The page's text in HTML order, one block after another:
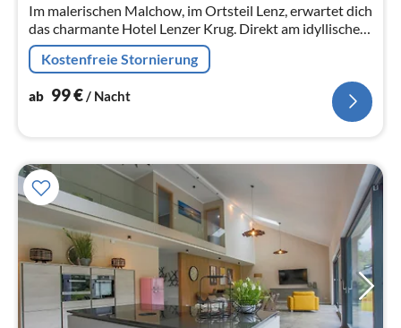
Im malerischen Malchow, im Ortsteil Lenz, erwartet dich
das charmante Hotel Lenzer Krug. Direkt am idyllischen
Lenzer Kanal gelegen, bietet das Hotel eine perfekte
Kombination aus...
Kostenfreie Stornierung
ab 99€/ Nacht